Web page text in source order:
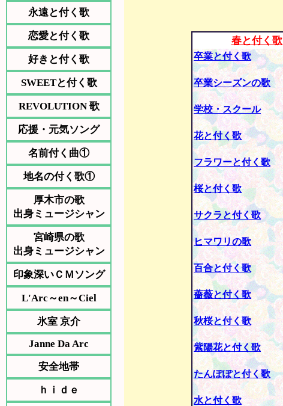
永遠と付く歌
恋愛と付く歌
好きと付く歌
SWEETと付く歌
REVOLUTION 歌
応援・元気ソング
名前付く曲①
地名の付く歌①
厚木市の歌
出身ミュージシャン
宮崎県の歌
出身ミュージシャン
印象深いＣＭソング
L'Arc～en～Ciel
氷室 京介
Janne Da Arc
安全地帯
ｈｉｄｅ
春と付く歌
卒業と付く歌
卒業シーズンの歌
学校・スクール
花と付く歌
フラワーと付く歌
桜と付く歌
サクラと付く歌
ヒマワリの歌
百合と付く歌
薔薇と付く歌
秋桜と付く歌
紫陽花と付く歌
たんぽぽと付く歌
水と付く歌